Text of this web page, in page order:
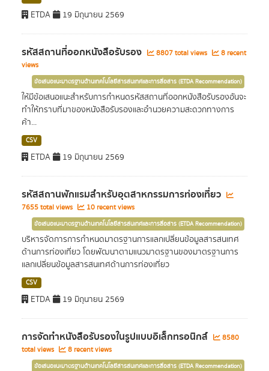
ETDA 19 มิถุนายน 2569
รหัสสถานที่ออกหนังสือรับรอง 8807 total views
8 recent
views
ข้อเสนอแนะมาตรฐานด้านเทคโนโลยีสารสนเทศและการสื่อสาร (ETDA Recommendation)
ให้มีข้อเสนอแนะสำหรับการกำหนดรหัสสถานที่ออกหนังสือรับรองอันจะ
ทำให้ทราบที่มาของหนังสือรับรองและอำนวยความสะดวกทางการ
ค้า...
CSV
ETDA 19 มิถุนายน 2569
รหัสสถานพักแรมสำหรับอุตสาหกรรมการท่องเที่ยว
7655 total views 10 recent views
ข้อเสนอแนะมาตรฐานด้านเทคโนโลยีสารสนเทศและการสื่อสาร (ETDA Recommendation)
บริหารจัดการการกำหนดมาตรฐานการแลกเปลี่ยนข้อมูลสารสนเทศ
ด้านการท่องเที่ยว โดยพัฒนาตามแนวมาตรฐานของมาตรฐานการ
แลกเปลี่ยนข้อมูลสารสนเทศด้านการท่องเที่ยว
CSV
ETDA 19 มิถุนายน 2569
การจัดทำหนังสือรับรองในรูปแบบอิเล็กทรอนิกส์
8580
total views
8 recent views
ข้อเสนอแนะมาตรฐานด้านเทคโนโลยีสารสนเทศและการสื่อสาร (ETDA Recommendation)